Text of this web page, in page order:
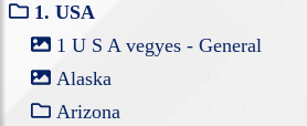
1. USA
1 U S A vegyes - General
Alaska
Arizona